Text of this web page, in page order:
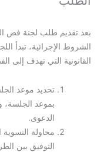
بعد تقديم طلب لجنة فض
الشروط الإجرائية، تبدأ
القانونية التي تهدف إلى
تحديد موعد
بموعد
الدعوى.
محاولة التسوية
التوفيق بين